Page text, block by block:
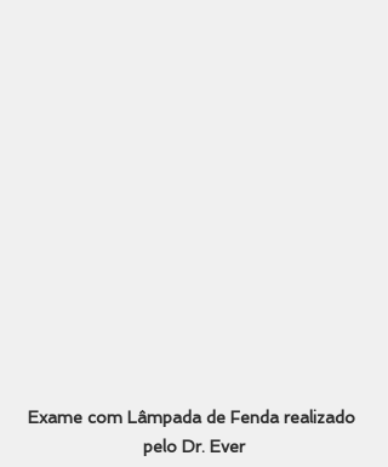
Exame com Lâmpada de Fenda realizado
pelo Dr. Ever